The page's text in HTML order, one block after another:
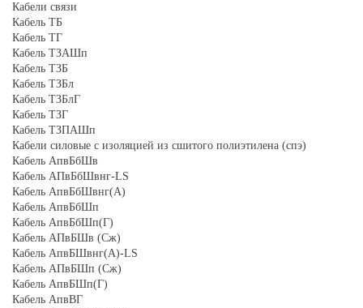
Кабели связи
Кабель ТБ
Кабель ТГ
Кабель ТЗАШп
Кабель ТЗБ
Кабель ТЗБл
Кабель ТЗБлГ
Кабель ТЗГ
Кабель ТЗПАШп
Кабели силовые с изоляцией из сшитого полиэтилена (спэ)
Кабель АпвБбШв
Кабель АПвБбШвнг-LS
Кабель АпвБбШвнг(А)
Кабель АпвБбШп
Кабель АпвБбШп(Г)
Кабель АПвБШв (Сж)
Кабель АпвБШвнг(А)-LS
Кабель АПвБШп (Сж)
Кабель АпвБШп(Г)
Кабель АпвВГ